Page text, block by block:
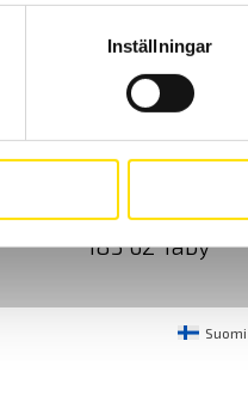
Inställningar
Cookies
Sjöflygvägen 35
183 62 Täby
Suomi